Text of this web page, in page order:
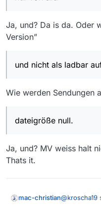
Ja, und? Da is da. Oder
Version”
und nicht als ladbar
Wie werden Sendungen
dateigröße null.
Ja, und? MV weiss halt
Thats it.
mac-christian@kroscha19